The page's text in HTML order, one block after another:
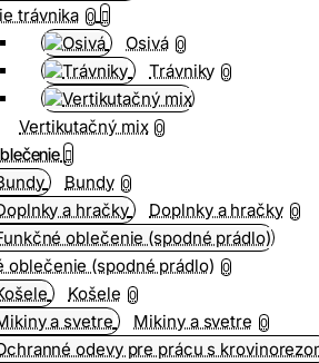
trávnika 0
Osivá 0
Trávniky 0
Vertikutačný mix 0
Bundy 0
Doplnky a hračky 0
oblečenie (spodné prádlo) 0
Košele 0
Mikiny a svetre 0